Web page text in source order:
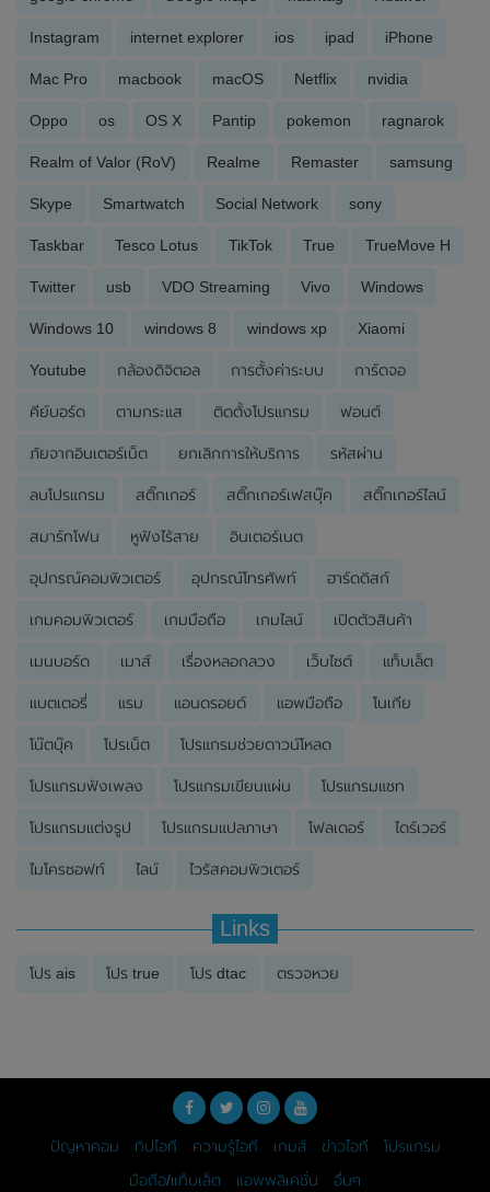
Instagram internet explorer ios ipad iPhone
Mac Pro macbook macOS Netflix nvidia
Oppo os OS X Pantip pokemon ragnarok
Realm of Valor (RoV) Realme Remaster samsung
Skype Smartwatch Social Network sony
Taskbar Tesco Lotus TikTok True TrueMove H
Twitter usb VDO Streaming Vivo Windows
Windows 10 windows 8 windows xp Xiaomi
Youtube กล้องดิจิตอล การตั้งค่าระบบ การ์ดจอ
คีย์บอร์ด ตามกระแส ติดตั้งโปรแกรม ฟอนต์
ภัยจากอินเตอร์เน็ต ยกเลิกการให้บริการ รหัสผ่าน
ลบโปรแกรม สติ๊กเกอร์ สติ๊กเกอร์เฟสบุ๊ค สติ๊กเกอร์ไลน์
สมาร์ทโฟน หูฟังไร้สาย อินเตอร์เนต
อุปกรณ์คอมพิวเตอร์ อุปกรณ์โทรศัพท์ ฮาร์ดดิสก์
เกมคอมพิวเตอร์ เกมมือถือ เกมไลน์ เปิดตัวสินค้า
เมนบอร์ด เมาส์ เรื่องหลอกลวง เว็บไซต์ แท็บเล็ต
แบตเตอรี่ แรม แอนดรอยด์ แอพมือถือ โนเกีย
โน๊ตบุ๊ค โปรเน็ต โปรแกรมช่วยดาวน์โหลด
โปรแกรมฟังเพลง โปรแกรมเขียนแผ่น โปรแกรมแชท
โปรแกรมแต่งรูป โปรแกรมแปลภาษา โฟลเดอร์ ไดร์เวอร์
ไมโครซอฟท์ ไลน์ ไวรัสคอมพิวเตอร์
Links
โปร ais โปร true โปร dtac ตรวจหวย
ปัญหาคอม ทิปไอที ความรู้ไอที เกมส์ ข่าวไอที
โปรแกรม
มือถือ/แท็บเล็ต
แอพพลิเคชั่น อื่นๆ